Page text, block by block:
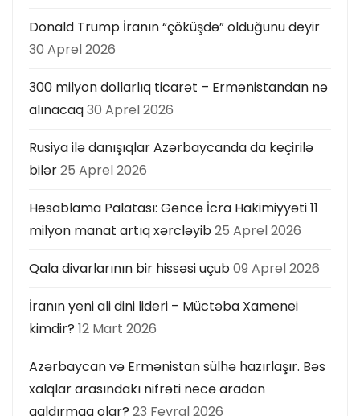
Donald Trump İranın “çöküşdə” olduğunu deyir
30 Aprel 2026
300 milyon dollarlıq ticarət – Ermənistandan nə
alınacaq30 Aprel 2026
Rusiya ilə danışıqlar Azərbaycanda da keçirilə
bilər25 Aprel 2026
Hesablama Palatası: Gəncə İcra Hakimiyyəti 11
milyon manat artıq xərcləyib25 Aprel 2026
Qala divarlarının bir hissəsi uçub09 Aprel 2026
İranın yeni ali dini lideri – Müctəba Xamenei
kimdir? 12 Mart 2026
Azərbaycan və Ermənistan sülhə hazırlaşır. Bəs
xalqlar arasındakı nifrəti necə aradan
qaldırmaq olar? 23 Fevral 2026